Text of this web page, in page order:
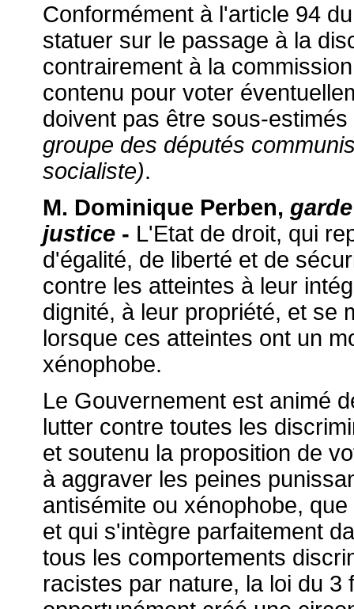
Conformément à l'article 94
statuer sur le passage à la
contrairement à la
contenu pour voter
doivent pas être sous-estimés
groupe des députés
socialiste).
M. Dominique Perben,
justice - L'Etat de droit, qui
d'égalité, de liberté et de
contre les atteintes à leur
dignité, à leur propriété, et se
lorsque ces atteintes ont un
xénophobe.
Le Gouvernement est animé
lutter contre toutes les
et soutenu la proposition de
à aggraver les peines
antisémite ou xénophobe,
et qui s'intègre parfaitement
tous les comportements
racistes par nature, la loi du 3